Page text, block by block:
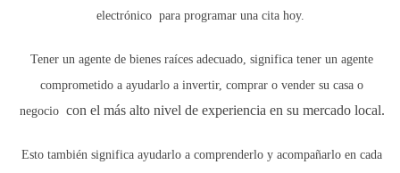
obligadas a abandonar sus hogares, afectando el
“La anticipación de estos riesgos no solo es
crucial para la preservación del entorno, sino
también para asegurar un retorno de la
inmobiliario.”
electrónico para programar una cita hoy.
Tener un agente de bienes raíces adecuado, significa tener un agente
comprometido a ayudarlo a invertir, comprar o vender su casa o
negocio con el más alto nivel de experiencia en su mercado local.
Esto también significa ayudarlo a comprenderlo y acompañarlo en cada